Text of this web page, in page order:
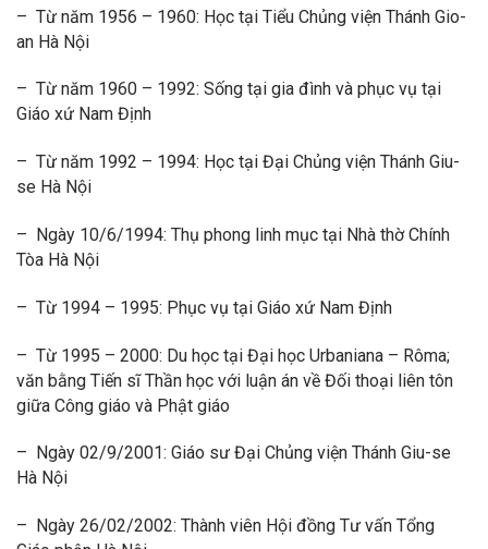
– Từ năm 1956 – 1960: Học tại Tiểu Chủng viện Thánh Gio-
an Hà Nội
– Từ năm 1960 – 1992: Sống tại gia đình và phục vụ tại
Giáo xứ Nam Định
– Từ năm 1992 – 1994: Học tại Đại Chủng viện Thánh Giu-
se Hà Nội
– Ngày 10/6/1994: Thụ phong linh mục tại Nhà thờ Chính
Tòa Hà Nội
– Từ 1994 – 1995: Phục vụ tại Giáo xứ Nam Định
– Từ 1995 – 2000: Du học tại Đại học Urbaniana – Rôma;
văn bằng Tiến sĩ Thần học với luận án về Đối thoại liên tôn
giữa Công giáo và Phật giáo
– Ngày 02/9/2001: Giáo sư Đại Chủng viện Thánh Giu-se
Hà Nội
– Ngày 26/02/2002: Thành viên Hội đồng Tư vấn Tổng